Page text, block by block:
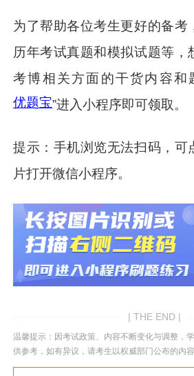
为了帮助各位考生更好的备考
历年考试真题和模拟试题等
考博相关方面的干货内容和
优题宝”进入小程序即可领取。
提示：手机浏览无法扫码，可
片打开微信小程序。
| THE END |
温馨提示：因考试政策、内容不断变化与调整，
供参考，如有异议，请考生以权威部门公布的内容